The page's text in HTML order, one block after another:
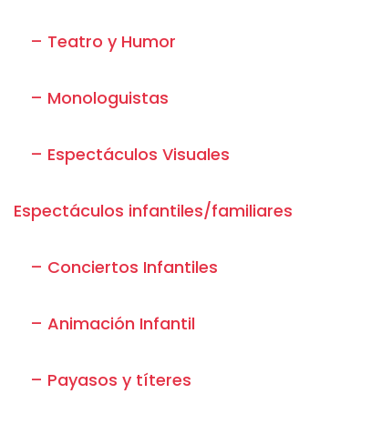
– Teatro y Humor
– Monologuistas
– Espectáculos Visuales
Espectáculos infantiles/familiares
– Conciertos Infantiles
– Animación Infantil
– Payasos y títeres